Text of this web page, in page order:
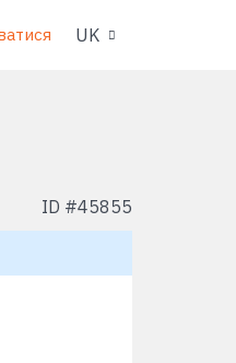
UK
ID #45855